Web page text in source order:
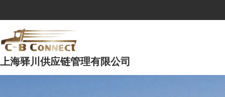
上海驿川供应链管理有限公司